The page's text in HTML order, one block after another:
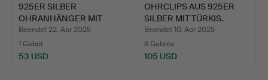
925ER SILBER
OHRANHÄNGER MIT
SÜSSWASSER ZU…
Beendet 22. Apr 2025
1 Gebot
53 USD
OHRCLIPS AUS 925ER
SILBER MIT TÜRKIS.
Beendet 10. Apr 2025
6 Gebote
105 USD